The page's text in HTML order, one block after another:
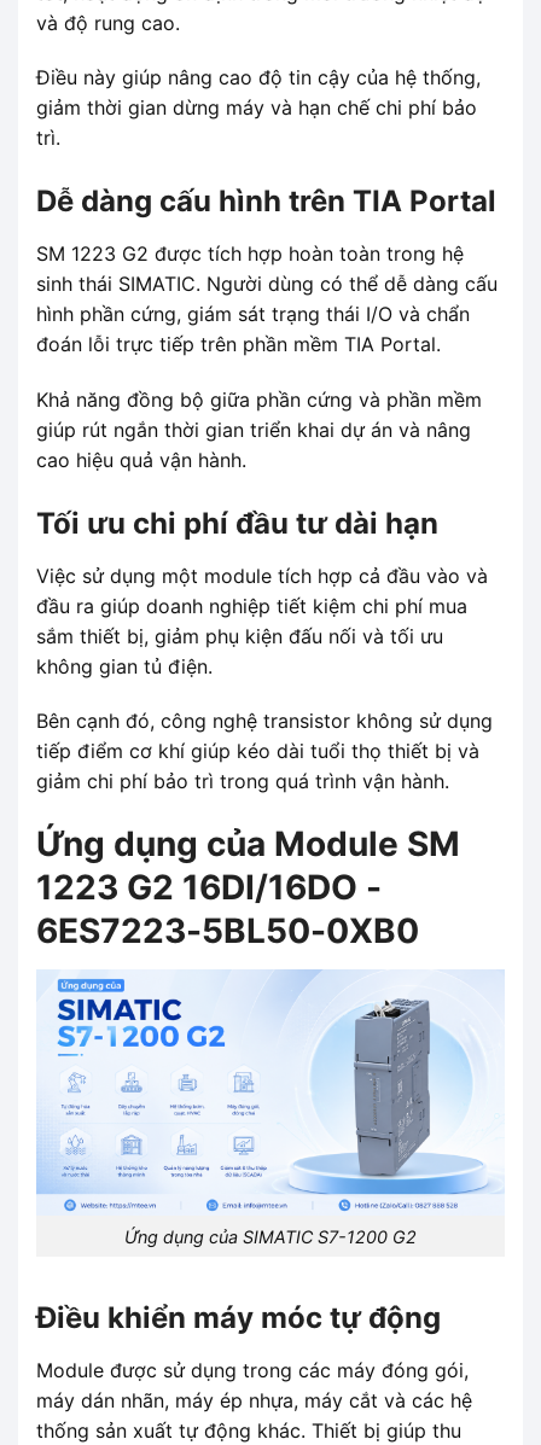
và độ rung cao.
Điều này giúp nâng cao độ tin cậy của hệ thống,
giảm thời gian dừng máy và hạn chế chi phí bảo
trì.
Dễ dàng cấu hình trên TIA Portal
SM 1223 G2 được tích hợp hoàn toàn trong hệ
sinh thái SIMATIC. Người dùng có thể dễ dàng cấu
hình phần cứng, giám sát trạng thái I/O và chẩn
đoán lỗi trực tiếp trên phần mềm TIA Portal.
Khả năng đồng bộ giữa phần cứng và phần mềm
giúp rút ngắn thời gian triển khai dự án và nâng
cao hiệu quả vận hành.
Tối ưu chi phí đầu tư dài hạn
Việc sử dụng một module tích hợp cả đầu vào và
đầu ra giúp doanh nghiệp tiết kiệm chi phí mua
sắm thiết bị, giảm phụ kiện đấu nối và tối ưu
không gian tủ điện.
Bên cạnh đó, công nghệ transistor không sử dụng
tiếp điểm cơ khí giúp kéo dài tuổi thọ thiết bị và
giảm chi phí bảo trì trong quá trình vận hành.
Ứng dụng của Module SM
1223 G2 16DI/16DO -
6ES7223-5BL50-0XB0
Ứng dụng của SIMATIC S7-1200 G2
Điều khiển máy móc tự động
Module được sử dụng trong các máy đóng gói,
máy dán nhãn, máy ép nhựa, máy cắt và các hệ
thống sản xuất tự động khác. Thiết bị giúp thu